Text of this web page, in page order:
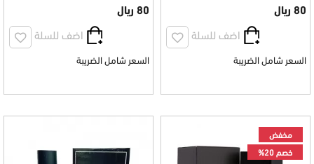
80 ريال
اضف للسلة
السعر شامل الضريبة
80 ريال
اضف للسلة
السعر شامل الضريبة
مخفض
خصم 20%